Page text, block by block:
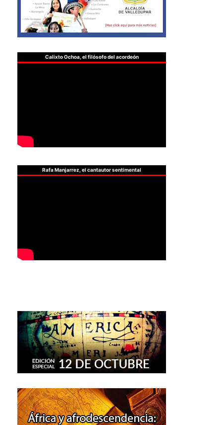
Calixto Ochoa, el filósofo del acordeón
Rafa Manjarrez, el cantautor sentimental